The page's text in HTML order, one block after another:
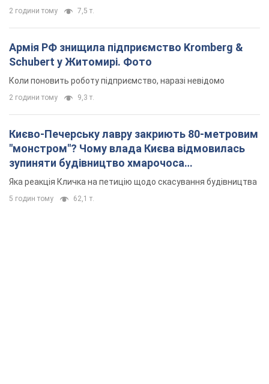
2 години тому 7,5 т.
Армія РФ знищила підприємство Kromberg &
Schubert у Житомирі. Фото
Коли поновить роботу підприємство, наразі невідомо
2 години тому 9,3 т.
Києво-Печерську лавру закриють 80-метровим
"монстром"? Чому влада Києва відмовилась
зупиняти будівництво хмарочоса
"московського вірянина"
Яка реакція Кличка на петицію щодо скасування будівництва
5 годин тому 62,1 т.